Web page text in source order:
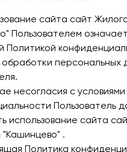
сайта сайт
Пользователем
Политикой
обработки персональных
несогласия с
Пользователь
использование сайта
"Кашинцево" .
Политика